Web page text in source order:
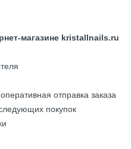
магазине kristallnails.ru
отправка заказа
покупок